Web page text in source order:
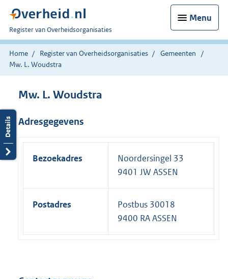
Menu
U
bent
nu
hier:
Register van Overheidsorganisaties
Home Register van Overheidsorganisaties
Gemeenten
Mw. L. Woudstra
Mw. L. Woudstra
Adresgegevens
Bezoekadres
Noordersingel 33
9401 JW ASSEN
Postadres
Postbus 30018
9400 RA ASSEN